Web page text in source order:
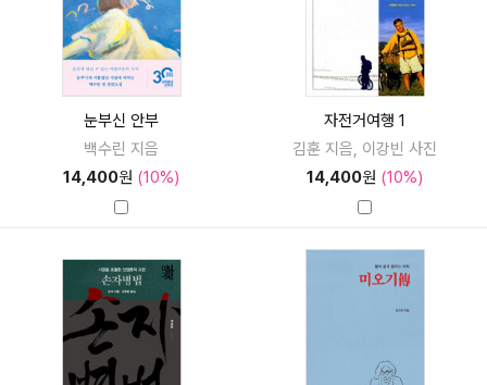
눈부신 안부
백수린 지음
14,400원 (10%)
자전거여행 1
김훈 지음, 이강빈 사진
14,400원 (10%)